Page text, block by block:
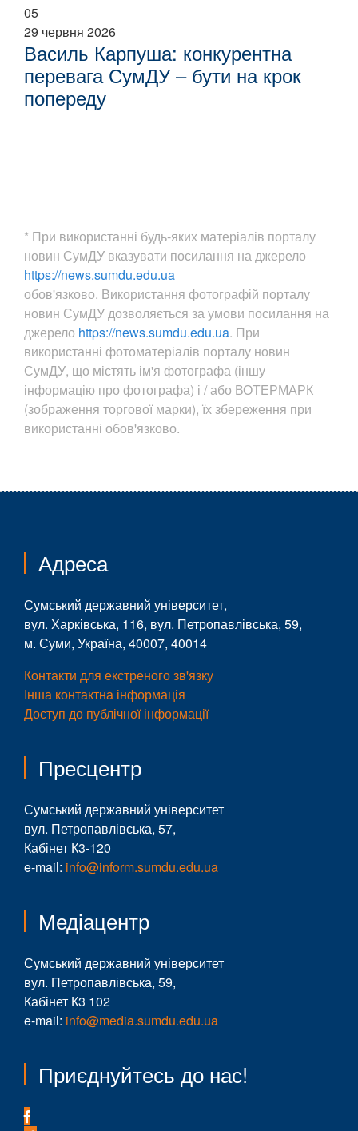
05
29 червня 2026
Василь Карпуша: конкурентна
перевага СумДУ – бути на крок
попереду
* При використанні будь-яких матеріалів порталу
новин СумДУ вказувати посилання на джерело
https://news.sumdu.edu.ua
обов'язково. Використання фотографій порталу
новин СумДУ дозволяється за умови посилання на
джерело https://news.sumdu.edu.ua. При
використанні фотоматеріалів порталу новин
СумДУ, що містять ім'я фотографа (іншу
інформацію про фотографа) і / або ВОТЕРМАРК
(зображення торгової марки), їх збереження при
використанні обов'язково.
Адреса
Сумський державний університет,
вул. Харківська, 116, вул. Петропавлівська, 59,
м. Суми, Україна, 40007, 40014
Контакти для екстреного зв'язку
Інша контактна інформація
Доступ до публічної інформації
Пресцентр
Сумський державний університет
вул. Петропавлівська, 57,
Кабінет К3-120
e-mail: info@inform.sumdu.edu.ua
Медіацентр
Сумський державний університет
вул. Петропавлівська, 59,
Кабінет К3 102
e-mail: info@media.sumdu.edu.ua
Приєднуйтесь до нас!